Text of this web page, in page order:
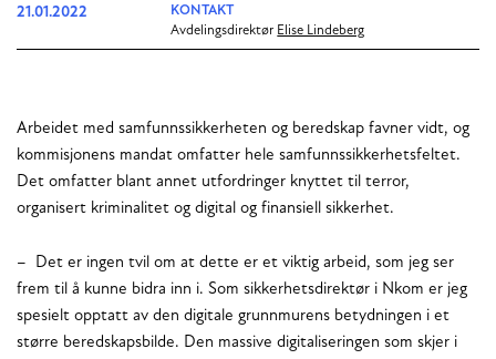
21.01.2022
KONTAKT
Avdelingsdirektør Elise Lindeberg
Arbeidet med samfunnssikkerheten og beredskap favner vidt, og
kommisjonens mandat omfatter hele samfunnssikkerhetsfeltet.
Det omfatter blant annet utfordringer knyttet til terror,
organisert kriminalitet og digital og finansiell sikkerhet.
– Det er ingen tvil om at dette er et viktig arbeid, som jeg ser
frem til å kunne bidra inn i. Som sikkerhetsdirektør i Nkom er jeg
spesielt opptatt av den digitale grunnmurens betydningen i et
større beredskapsbilde. Den massive digitaliseringen som skjer i